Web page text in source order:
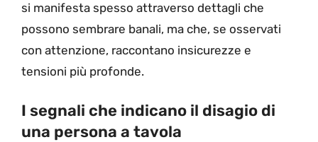
si manifesta spesso attraverso dettagli che
possono sembrare banali, ma che, se osservati
con attenzione, raccontano insicurezze e
tensioni più profonde.
I segnali che indicano il disagio di
una persona a tavola